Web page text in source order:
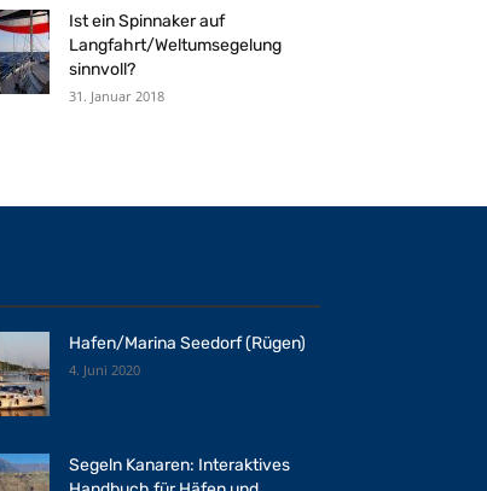
Ist ein Spinnaker auf
Langfahrt/Weltumsegelung
sinnvoll?
31. Januar 2018
Hafen/Marina Seedorf (Rügen)
4. Juni 2020
Segeln Kanaren: Interaktives